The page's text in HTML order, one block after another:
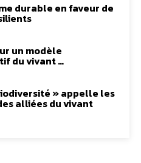
durable en faveur de
un modèle
du vivant …
» appelle les
alliées du vivant